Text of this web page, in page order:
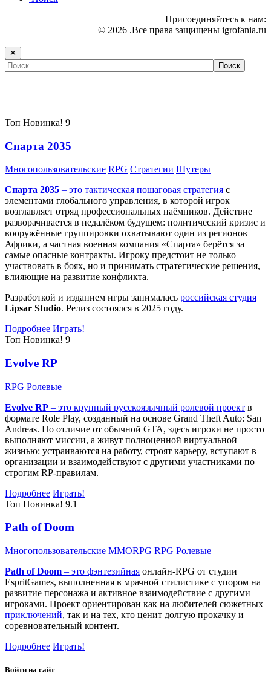
Присоединяйтесь к нам:
© 2026 .Все права защищены igrofania.ru
✕
Топ Новинка! 9
Спарта 2035
Многопользовательские RPG Стратегии Шутеры
Спарта 2035 – это тактическая пошаговая стратегия с
элементами глобального управления, в которой игрок
возглавляет отряд профессиональных наёмников. Действие
разворачивается в недалёком будущем: политический кризис и
вооружённые группировки охватывают один из регионов
Африки, а частная военная компания «Спарта» берётся за
самые опасные контракты. Игроку предстоит не только
участвовать в боях, но и принимать стратегические решения,
влияющие на развитие конфликта.
Разработкой и изданием игры занималась российская студия
Lipsar Studio. Релиз состоялся в 2025 году.
Подробнее Играть!
Топ Новинка! 9
Evolve RP
RPG Ролевые
Evolve RP – это крупный русскоязычный ролевой проект в
формате Role Play, созданный на основе Grand Theft Auto: San
Andreas. Но отличие от обычной GTA, здесь игроки не просто
выполняют миссии, а живут полноценной виртуальной
жизнью: устраиваются на работу, строят карьеру, вступают в
организации и взаимодействуют с другими участниками по
строгим RP-правилам.
Подробнее Играть!
Топ Новинка! 9.1
Path of Doom
Многопользовательские MMORPG RPG Ролевые
Path of Doom – это фэнтезийная онлайн-RPG от студии
EspritGames, выполненная в мрачной стилистике с упором на
развитие персонажа и активное взаимодействие с другими
игроками. Проект ориентирован как на любителей сюжетных
приключений, так и на тех, кто ценит долгую прокачку и
соревновательный контент.
Подробнее Играть!
Войти на сайт